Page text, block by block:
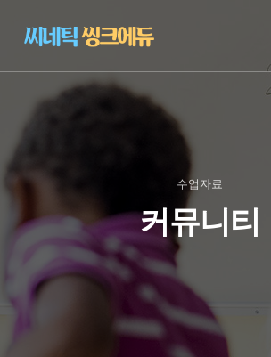
수업자료
커뮤니티